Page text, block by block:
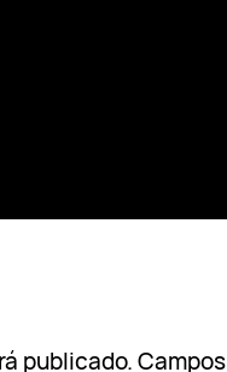
publicado. Campos